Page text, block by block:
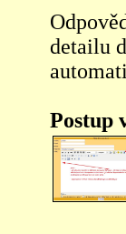
detailu
Postup